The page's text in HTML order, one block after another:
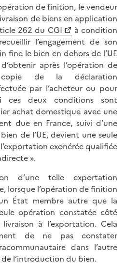
opération de finition, le vendeur
de biens en application
262 du CGI
à condition
l’engagement de son
fine le bien en dehors de l’UE
après l’opération de
de la déclaration
par l’acheteur ou pour
ces deux conditions sont
achat domestique avec une
due en France, suivi d’une
de l’UE, devient une seule
exonérée qualifiée
».
d’une telle exportation
lorsque l’opération de finition
État membre autre que la
opération constatée côté
à l’exportation. Cela
de ne pas constater
dans l’autre
l’introduction du bien.